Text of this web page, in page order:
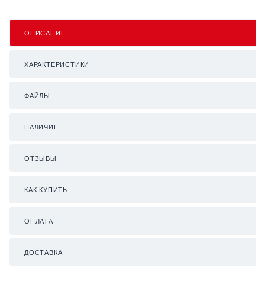
ОПИСАНИЕ
ХАРАКТЕРИСТИКИ
ФАЙЛЫ
НАЛИЧИЕ
ОТЗЫВЫ
КАК КУПИТЬ
ОПЛАТА
ДОСТАВКА